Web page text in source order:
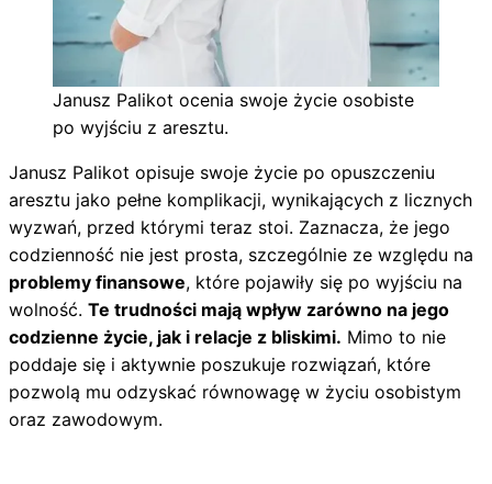
Janusz Palikot ocenia swoje życie osobiste
po wyjściu z aresztu.
Janusz Palikot opisuje swoje życie po opuszczeniu
aresztu jako pełne komplikacji, wynikających z licznych
wyzwań, przed którymi teraz stoi. Zaznacza, że jego
codzienność nie jest prosta, szczególnie ze względu na
problemy finansowe, które pojawiły się po wyjściu na
wolność. Te trudności mają wpływ zarówno na jego
codzienne życie, jak i relacje z bliskimi. Mimo to nie
poddaje się i aktywnie poszukuje rozwiązań, które
pozwolą mu odzyskać równowagę w życiu osobistym
oraz zawodowym.